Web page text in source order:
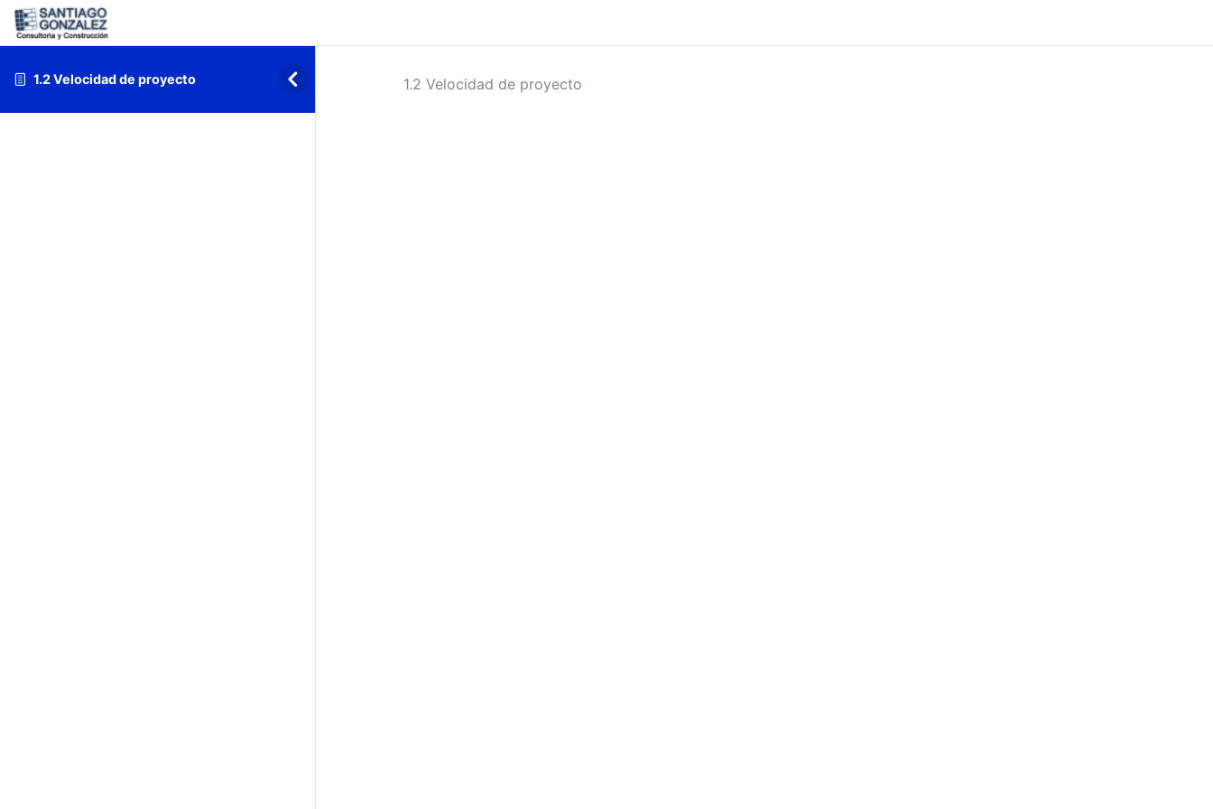
1.2 Velocidad de proyecto 1.2 Velocidad de proyecto